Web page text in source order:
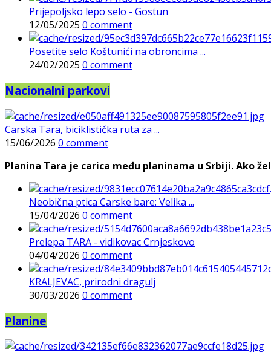
Prijepoljsko lepo selo - Gostun
12/05/2025 0 comment
Posetite selo Koštunići na obroncima ...
24/02/2025 0 comment
Nacionalni parkovi
Carska Tara, biciklistička ruta za ...
15/06/2026 0 comment
Planina Tara je carica među planinama u Srbiji. Ako
Neobična ptica Carske bare: Velika ...
15/04/2026 0 comment
Prelepa TARA - vidikovac Crnjeskovo
04/04/2026 0 comment
KRALJEVAC, prirodni dragulj
30/03/2026 0 comment
Planine